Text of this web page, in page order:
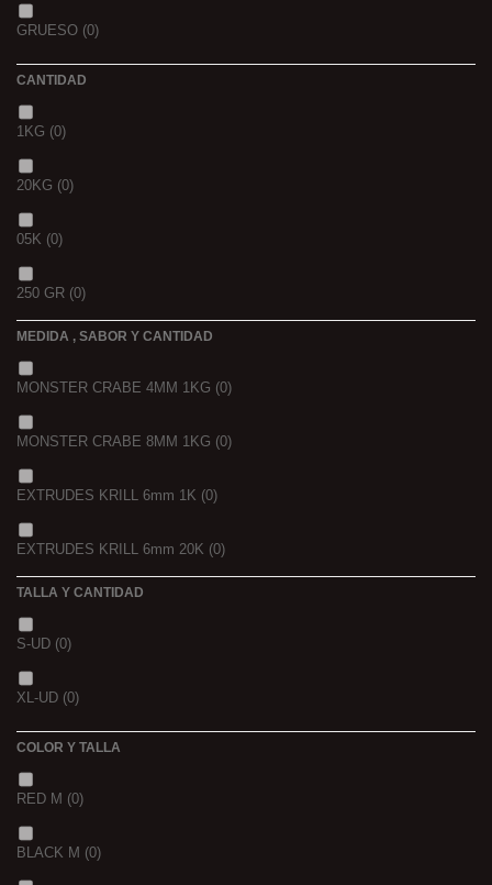
GOLDEN X
GRUESO (0)
CANTIDAD
1KG (0)
20KG (0)
05K (0)
250 GR (0)
3 K
5 K
MEDIDA , SABOR Y CANTIDAD
MONSTER CRABE 4MM 1KG (0)
MONSTER CRABE 8MM 1KG (0)
EXTRUDES KRILL 6mm 1K (0)
EXTRUDES KRILL 6mm 20K (0)
NOIR POISSON 8MM 1K
TALLA Y CANTIDAD
S-UD (0)
XL-UD (0)
COLOR Y TALLA
RED M (0)
BLACK M (0)